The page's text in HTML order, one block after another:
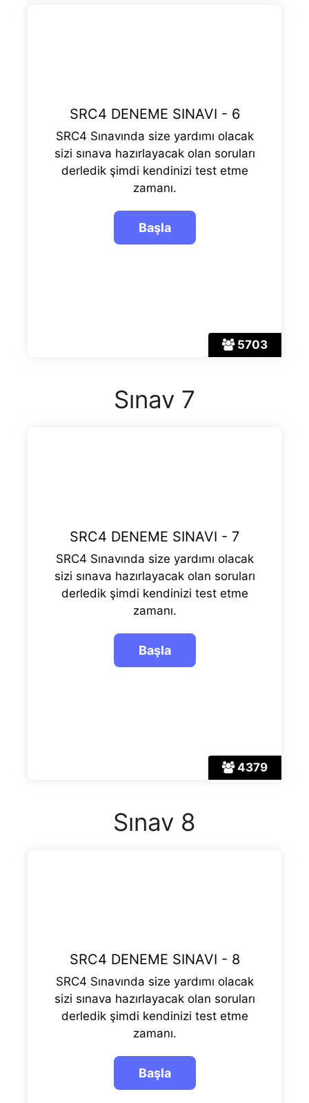
5703
SRC4 DENEME SINAVI - 6
SRC4 Sınavında size yardımı olacak
sizi sınava hazırlayacak olan soruları
derledik şimdi kendinizi test etme
zamanı.
Sınav 7
4379
SRC4 DENEME SINAVI - 7
SRC4 Sınavında size yardımı olacak
sizi sınava hazırlayacak olan soruları
derledik şimdi kendinizi test etme
zamanı.
Sınav 8
SRC4 DENEME SINAVI - 8
SRC4 Sınavında size yardımı olacak
sizi sınava hazırlayacak olan soruları
derledik şimdi kendinizi test etme
zamanı.